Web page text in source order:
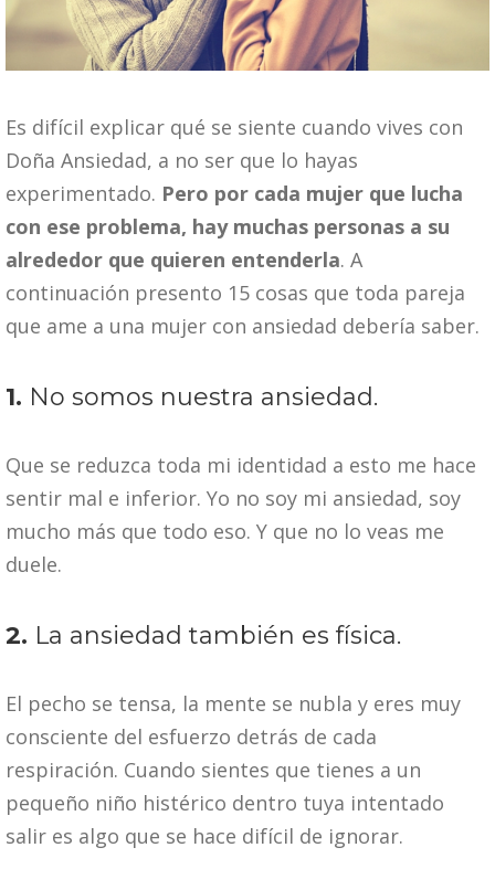
Es difícil explicar qué se siente cuando vives con
Doña Ansiedad, a no ser que lo hayas
experimentado. Pero por cada mujer que lucha
con ese problema, hay muchas personas a su
alrededor que quieren entenderla. A
continuación presento 15 cosas que toda pareja
que ame a una mujer con ansiedad debería saber.
1. No somos nuestra ansiedad.
Que se reduzca toda mi identidad a esto me hace
sentir mal e inferior. Yo no soy mi ansiedad, soy
mucho más que todo eso. Y que no lo veas me
duele.
2. La ansiedad también es física.
El pecho se tensa, la mente se nubla y eres muy
consciente del esfuerzo detrás de cada
respiración. Cuando sientes que tienes a un
pequeño niño histérico dentro tuya intentado
salir es algo que se hace difícil de ignorar.